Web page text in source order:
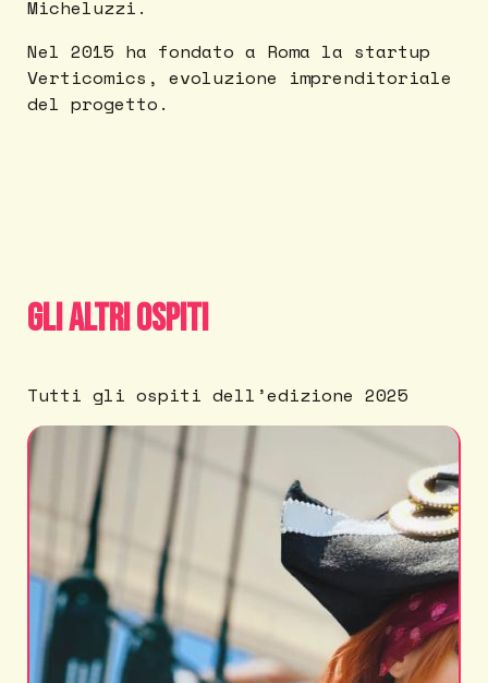
Micheluzzi.
Nel 2015 ha fondato a Roma la startup
Verticomics, evoluzione imprenditoriale
del progetto.
Gli altri ospiti
Tutti gli ospiti dell’edizione 2025